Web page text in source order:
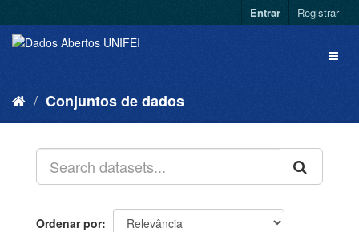
Entrar Registrar
Conjuntos de dados
Ordenar por